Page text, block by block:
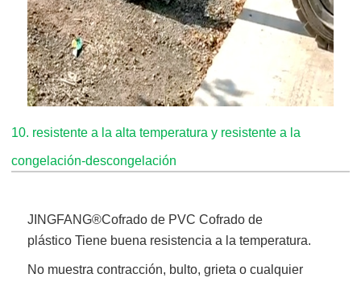
10. resistente a la alta temperatura y resistente a la
congelación-descongelación
JINGFANG®Cofrado de PVC Cofrado de
plástico Tiene buena resistencia a la temperatura.
No muestra contracción, bulto, grieta o cualquier